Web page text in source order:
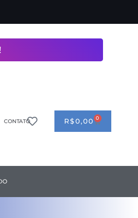
CONTATO R$0,00 0 CART